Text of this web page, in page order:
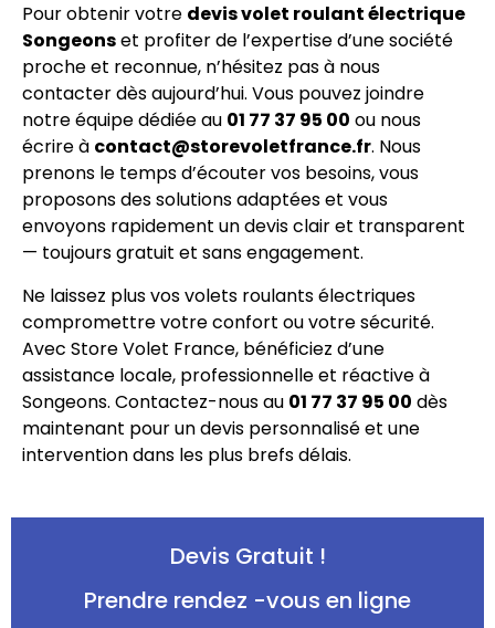
Pour obtenir votre devis volet roulant électrique
Songeonset profiter de l’expertise d’une société
proche et reconnue, n’hésitez pas à nous
contacter dès aujourd’hui. Vous pouvez joindre
notre équipe dédiée au 01 77 37 95 00 ou nous
écrire à contact@storevoletfrance.fr. Nous
prenons le temps d’écouter vos besoins, vous
proposons des solutions adaptées et vous
envoyons rapidement un devis clair et transparent
— toujours gratuit et sans engagement.
Ne laissez plus vos volets roulants électriques
compromettre votre confort ou votre sécurité.
Avec Store Volet France, bénéficiez d’une
assistance locale, professionnelle et réactive à
Songeons. Contactez-nous au 01 77 37 95 00 dès
maintenant pour un devis personnalisé et une
intervention dans les plus brefs délais.
Devis Gratuit !
Prendre rendez -vous en ligne